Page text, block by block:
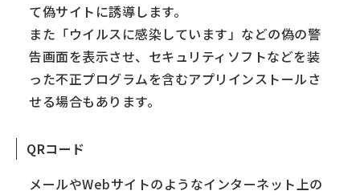
て偽サイトに誘導します。
また「ウイルスに感染しています」などの偽の警
告画面を表示させ、セキュリティソフトなどを装
った不正プログラムを含むアプリインストールさ
せる場合もあります。
QRコード
メールやWebサイトのようなインターネット上の